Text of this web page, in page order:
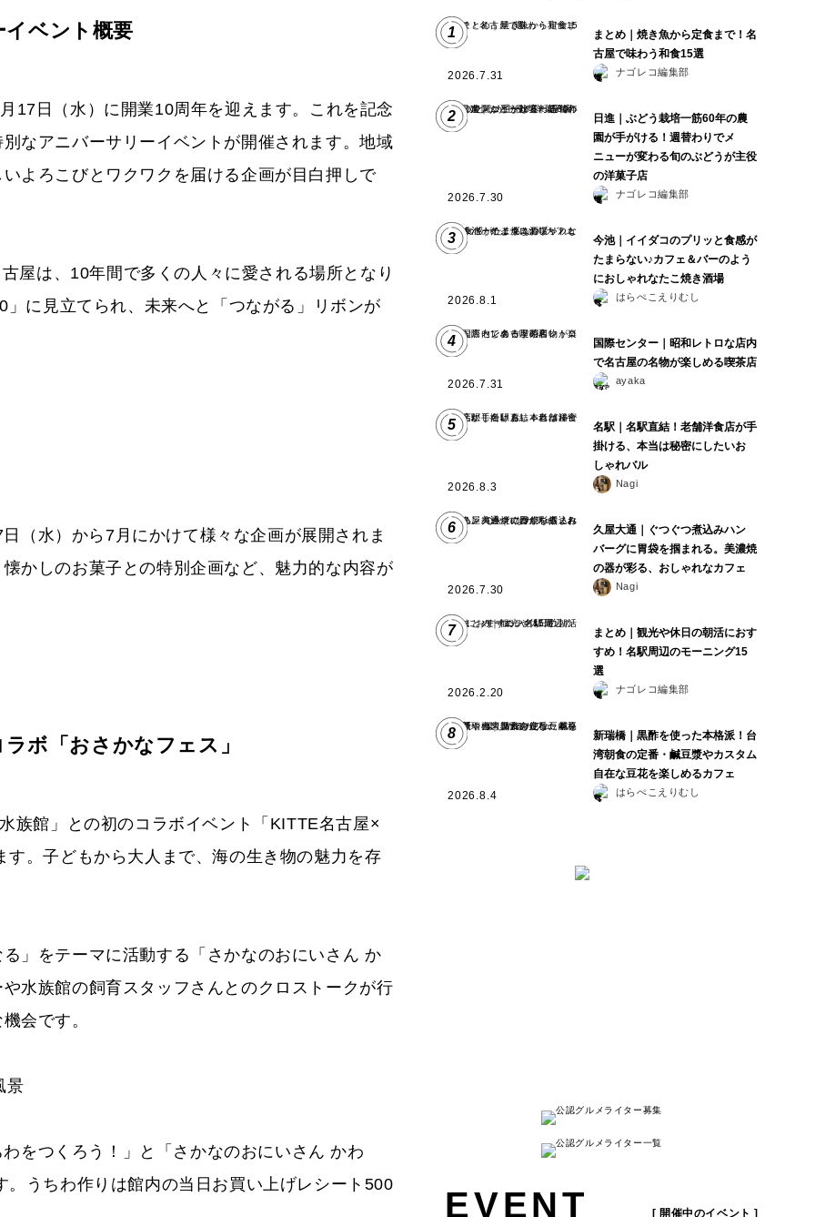
イベント概要
17日（水）に開業10周年を迎えます。これを記念
なアニバーサリーイベントが開催されます。地域
よろこびとワクワクを届ける企画が目白押しで
屋は、10年間で多くの人々に愛される場所となり
に見立てられ、未来へと「つながる」リボンが
（水）から7月にかけて様々な企画が展開されま
かしのお菓子との特別企画など、魅力的な内容が
ボ「おさかなフェス」
族館」との初のコラボイベント「KITTE名古屋×
。子どもから大人まで、海の生き物の魅力を存
」をテーマに活動する「さかなのおにいさん か
水族館の飼育スタッフさんとのクロストークが行
会です。
をつくろう！」と「さかなのおにいさん かわ
うちわ作りは館内の当日お買い上げレシート500
1
2026.7.31
まとめ｜焼き魚から定食まで！名
古屋で味わう和食15選
ナゴレコ編集部
2
2026.7.30
日進｜ぶどう栽培一筋60年の農
園が手がける！週替わりでメ
ニューが変わる旬のぶどうが主役
の洋菓子店
ナゴレコ編集部
3
2026.8.1
今池｜イイダコのプリッと食感が
たまらない♪カフェ＆バーのよう
におしゃれなたこ焼き酒場
はらぺこえりむし
4
2026.7.31
国際センター｜昭和レトロな店内
で名古屋の名物が楽しめる喫茶店
ayaka
5
2026.8.3
名駅｜名駅直結！老舗洋食店が手
掛ける、本当は秘密にしたいお
しゃれバル
Nagi
6
2026.7.30
久屋大通｜ぐつぐつ煮込みハン
バーグに胃袋を掴まれる。美濃焼
の器が彩る、おしゃれなカフェ
Nagi
7
2026.2.20
まとめ｜観光や休日の朝活におす
すめ！名駅周辺のモーニング15
選
ナゴレコ編集部
8
2026.8.4
新瑞橋｜黒酢を使った本格派！台
湾朝食の定番・鹹豆漿やカスタム
自在な豆花を楽しめるカフェ
はらぺこえりむし
EVENT [ 開催中のイベント ]